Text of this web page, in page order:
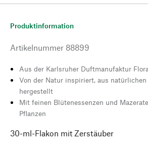
Produktinformation
Artikelnummer 88899
Aus der Karlsruher Duftmanufaktur
Von der Natur inspiriert, aus natürlichen
hergestellt
Mit feinen Blütenessenzen und
Pflanzen
30-ml-Flakon mit Zerstäuber